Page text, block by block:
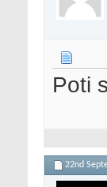
Poti
22nd